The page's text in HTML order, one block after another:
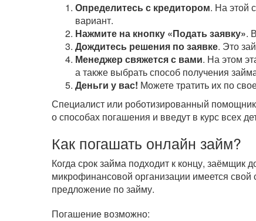
Определитесь с кредитором. На этой
вариант.
Нажмите на кнопку «Подать заявку».
Дождитесь решения по заявке. Это
Менеджер свяжется с вами. На этом
а также выбрать способ получения
Деньги у вас! Можете тратить их по
Специалист или роботизированный
о способах погашения и введут в курс всех
Как погашать онлайн займ?
Когда срок займа подходит к концу, заёмщик
микрофинансовой организации имеется
предложение по займу.
Погашение возможно: